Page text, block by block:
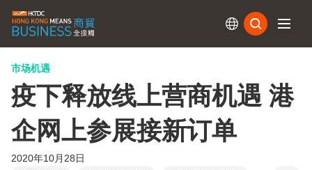
市场机遇
疫下释放线上营商机遇 港
企网上参展接新订单
2020年10月28日